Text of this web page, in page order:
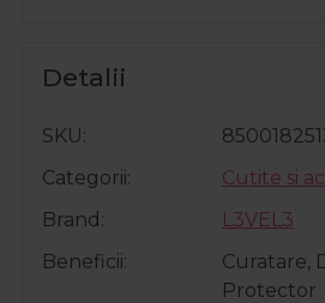
Detalii
SKU
Categorii
Cutite si
Brand
L3VEL3
Beneficii
Curatare,
Protector